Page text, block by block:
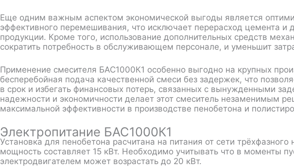
Еще одним важным аспектом экономической выгоды является
эффективного перемешивания, что исключает перерасход цемента и
продукции. Кроме того, использование дополнительных средств
сократить потребность в обслуживающем персонале, и уменьшит
Применение смесителя БАС1000К1 особенно выгодно на крупных
бесперебойная подача качественной смеси без задержек, что
в срок и избегать финансовых потерь, связанных с вынужденными
надежности и экономичности делает этот смеситель незаменимым
максимальной эффективности в производстве пенобетона и
Электропитание БАС1000К1
Установка для пенобетона расчитана на питания от сети
мощность составляет 15 кВт. Необходимо учитывать что в моменты
электродвигателем может возрастать до 20 кВт.